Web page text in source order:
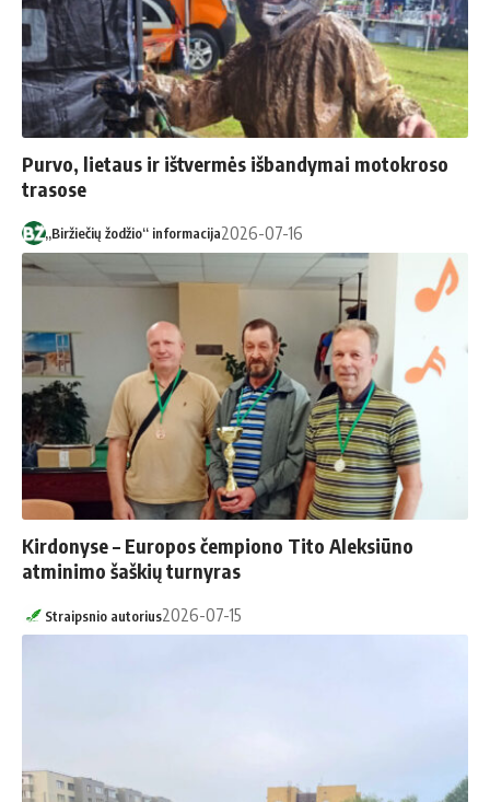
Purvo, lietaus ir ištvermės išbandymai motokroso
trasose
„Biržiečių žodžio“ informacija2026-07-16
Kirdonyse – Europos čempiono Tito Aleksiūno
atminimo šaškių turnyras
Straipsnio autorius2026-07-15